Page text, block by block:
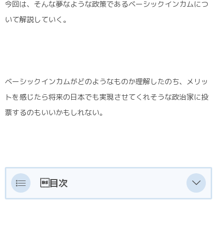
今回は、そんな夢なような政策であるベーシックインカムにつ
いて解説していく。
ベーシックインカムがどのようなものか理解したのち、メリッ
トを感じたら将来の日本でも実現させてくれそうな政治家に投
票するのもいいかもしれない。
目次
ベーシックインカムとはそもそも何なのか？